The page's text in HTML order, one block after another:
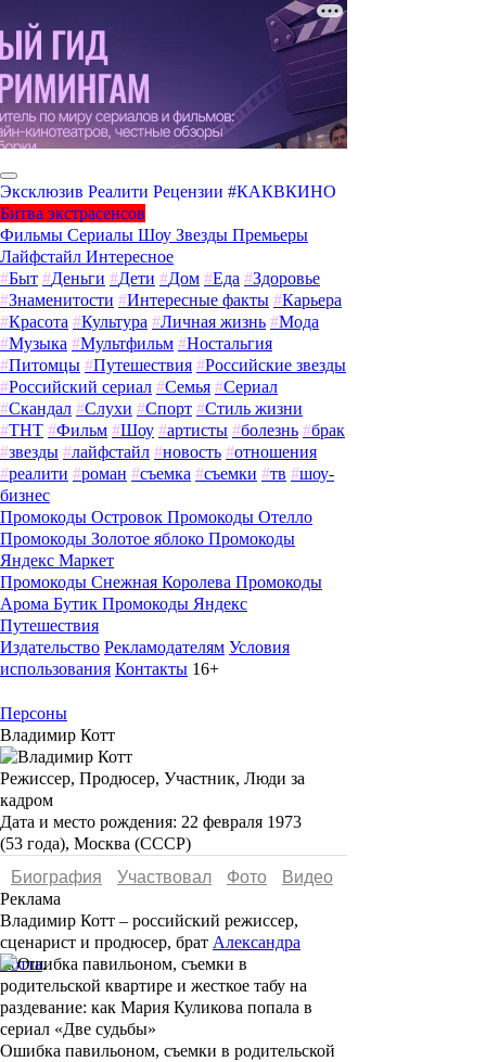
Эксклюзив Реалити Рецензии #КАКВКИНО
Битва экстрасенсов
Фильмы Сериалы Шоу Звезды Премьеры
Лайфстайл Интересное
#Быт #Деньги #Дети #Дом #Еда #Здоровье
#Знаменитости #Интересные факты #Карьера
#Красота #Культура #Личная жизнь #Мода
#Музыка #Мультфильм #Ностальгия
#Питомцы #Путешествия #Российские звезды
#Российский сериал #Семья #Сериал
#Скандал #Слухи #Спорт #Стиль жизни
#ТНТ #Фильм #Шоу #артисты #болезнь #брак
#звезды #лайфстайл #новость #отношения
#реалити #роман #съемка #съемки #тв #шоу-
бизнес
Промокоды Островок Промокоды Отелло
Промокоды Золотое яблоко Промокоды
Яндекс Маркет
Промокоды Снежная Королева Промокоды
Арома Бутик Промокоды Яндекс
Путешествия
Издательство Рекламодателям Условия
использования Контакты 16+
Персоны
Владимир Котт
Режиссер, Продюсер, Участник, Люди за
кадром
Дата и место рождения: 22 февраля 1973
(53 года), Москва (СССР)
Биография
Участвовал Фото
Видеo
Реклама
Владимир Котт – российский режиссер,
сценарист и продюсер, брат Александра
Котта.
Ошибка павильоном, съемки в родительской